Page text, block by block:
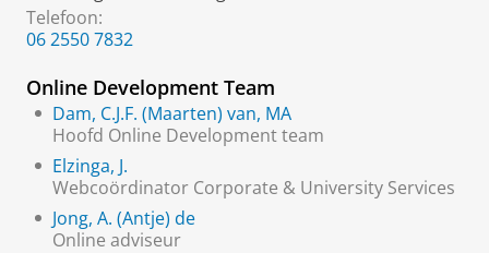
Telefoon:
06 2550 7832
Online Development Team
Dam, C.J.F. (Maarten) van, MA
Hoofd Online Development team
Elzinga, J.
Webcoördinator Corporate & University Services
Jong, A. (Antje) de
Online adviseur